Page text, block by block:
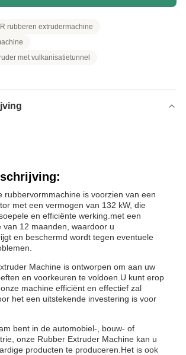
rubberen extrudermachine
met vulkanisatietunnel
rubbervormmachine is voorzien van een
met een vermogen van 132 kW, die
en efficiënte werking.met een
van 12 maanden, waardoor u
en beschermd wordt tegen eventuele
Machine is ontworpen om aan uw
en voorkeuren te voldoen.U kunt erop
machine efficiënt en effectief zal
het een uitstekende investering is voor
bent in de automobiel-, bouw- of
onze Rubber Extruder Machine kan u
producten te produceren.Het is ook